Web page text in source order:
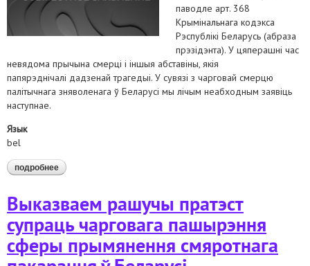
паводле арт. 368
Крымінальнага кодэкса
Рэспублікі Беларусь (абраза
прэзідэнта). У цяперашні час
невядома прычына смерці і іншыя абставіны, якія
папярэднічалі дадзенай трагедыі. У сувязі з чарговай смерцю
палітычнага зняволенага ў Беларусі мы лічым неабходным заявіць
наступнае.
Язык
bel
подробнее о патрабуем правясці расследаванне па факце смерці
мікалая клімовіча і адсутнасці належнай медычнай
Выказваем рашучы пратэст
супраць чарговага пашырэння
сферы прымянення смяротнага